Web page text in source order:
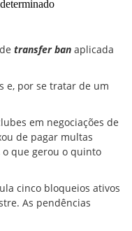
transfer ban aplicada
e, por se tratar de um
em negociações de
de pagar multas
que gerou o quinto
cinco bloqueios ativos
As pendências